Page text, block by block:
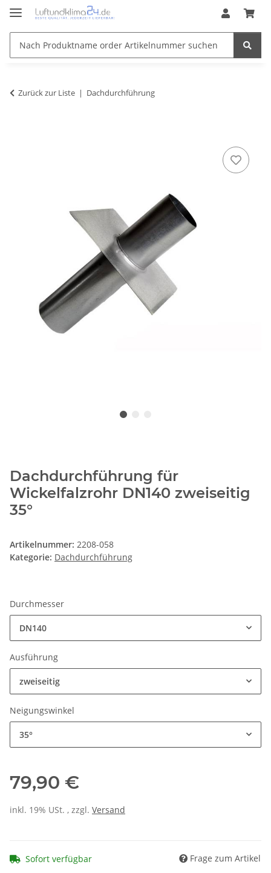
Zurück zur Liste Dachdurchführung
Dachdurchführung für
Wickelfalzrohr DN140 zweiseitig
35°
Artikelnummer: 2208-058
Kategorie: Dachdurchführung
Durchmesser
DN140
Ausführung
zweiseitig
Neigungswinkel
35°
79,90 €
inkl. 19% USt. , zzgl. Versand
Sofort verfügbar Frage zum Artikel